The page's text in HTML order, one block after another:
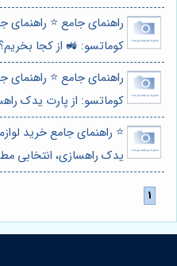
راهنمای جامع ⭐️ راهنمای
کوماتسو: 🚜 از کجا
راهنمای جامع ⭐️ راهنمای
کوماتسو: از پارت یدک
⭐️ راهنمای جامع خرید
یدک راهسازی، انتخابی